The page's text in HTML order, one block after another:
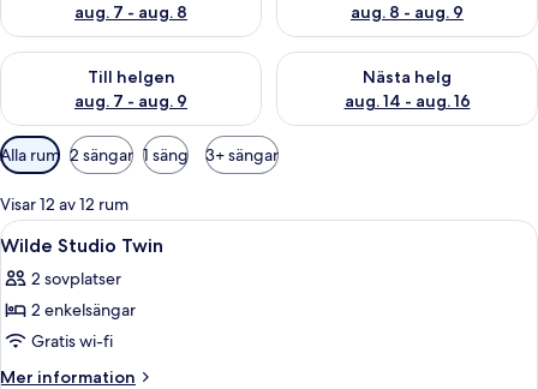
aug. 7 - aug. 8
aug. 8 - aug. 9
Till helgen
aug. 7 - aug. 9
Kontrollera tillgängligheten för den här helgen aug. 7 - aug. 9
Nästa helg
aug. 14 - aug. 16
Kontrollera tillgängligheten
Tillgängliga
filter
för
rum
Alla rum 2 sängar 1 säng 3+ sängar
Visar 12 av 12 rum
Öppna
alla
foton
för
Wilde
Studio
Minibar, ljudisolering, strykjärn/
6
Wilde Studio Twin
2 sovplatser
2 enkelsängar
Gratis wi-fi
Mer information
Mer